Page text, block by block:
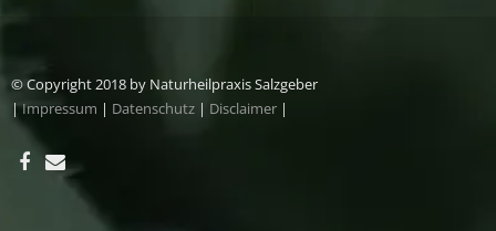
© Copyright 2018 by Naturheilpraxis Salzgeber
|Impressum | Datenschutz | Disclaimer |